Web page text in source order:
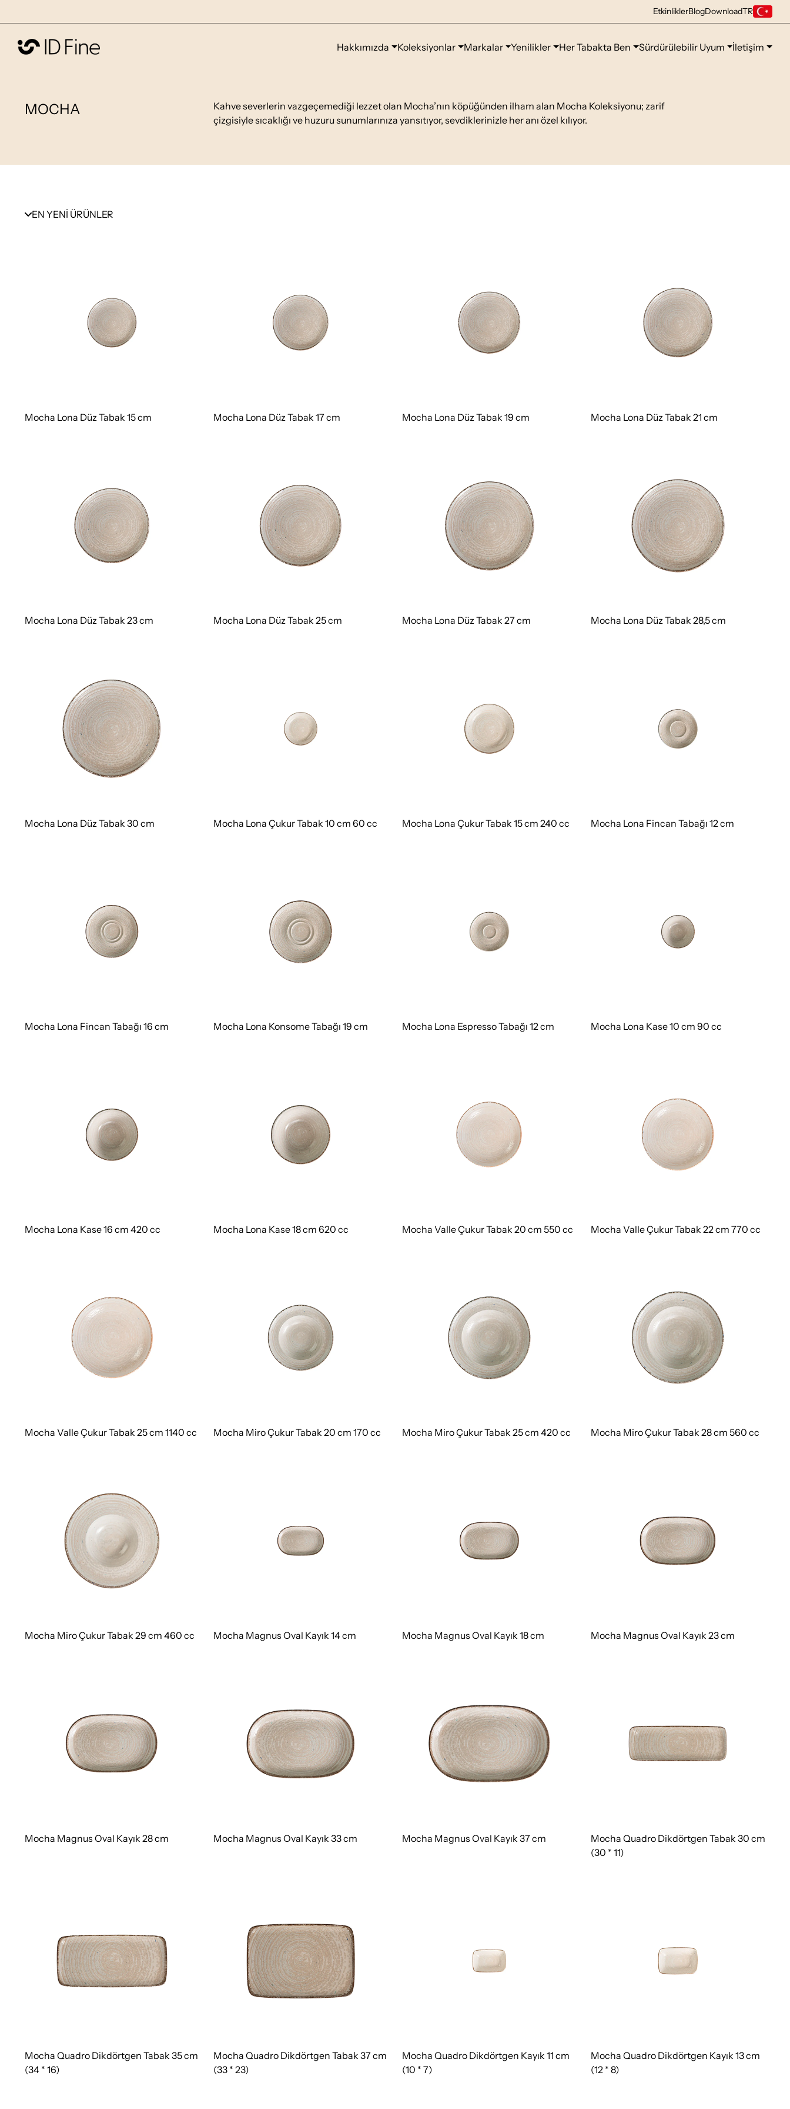
EtkinliklerBlogDownloadTR
Hakkımızda Koleksiyonlar Markalar Yenilikler Her Tabakta Ben Sürdürülebilir Uyum İletişim
MOCHA
Kahve severlerin vazgeçemediği lezzet olan Mocha’nın köpüğünden ilham alan Mocha Koleksiyonu; zarif
çizgisiyle sıcaklığı ve huzuru sunumlarınıza yansıtıyor, sevdiklerinizle her anı özel kılıyor.
EN YENİ ÜRÜNLER
Mocha Lona Düz Tabak 15 cm Mocha Lona Düz Tabak 17 cm Mocha Lona Düz Tabak 19 cm Mocha Lona Düz Tabak 21 cm
Mocha Lona Düz Tabak 23 cm Mocha Lona Düz Tabak 25 cm Mocha Lona Düz Tabak 27 cm Mocha Lona Düz Tabak 28,5 cm
Mocha Lona Düz Tabak 30 cm Mocha Lona Çukur Tabak 10 cm 60 cc Mocha Lona Çukur Tabak 15 cm 240 cc Mocha Lona Fincan Tabağı 12 cm
Mocha Lona Fincan Tabağı 16 cm Mocha Lona Konsome Tabağı 19 cm Mocha Lona Espresso Tabağı 12 cm Mocha Lona Kase 10 cm 90 cc
Mocha Lona Kase 16 cm 420 cc Mocha Lona Kase 18 cm 620 cc Mocha Valle Çukur Tabak 20 cm 550 cc Mocha Valle Çukur Tabak 22 cm 770 cc
Mocha Valle Çukur Tabak 25 cm 1140 cc Mocha Miro Çukur Tabak 20 cm 170 cc Mocha Miro Çukur Tabak 25 cm 420 cc Mocha Miro Çukur Tabak 28 cm 560 cc
Mocha Miro Çukur Tabak 29 cm 460 cc Mocha Magnus Oval Kayık 14 cm Mocha Magnus Oval Kayık 18 cm Mocha Magnus Oval Kayık 23 cm
Mocha Magnus Oval Kayık 28 cm Mocha Magnus Oval Kayık 33 cm Mocha Magnus Oval Kayık 37 cm
Mocha Quadro Dikdörtgen Tabak 30 cm
(30 * 11)
Mocha Quadro Dikdörtgen Tabak 35 cm
(34 * 16)
Mocha Quadro Dikdörtgen Tabak 37 cm
(33 * 23)
Mocha Quadro Dikdörtgen Kayık 11 cm
(10 * 7)
Mocha Quadro Dikdörtgen Kayık 13 cm
(12 * 8)